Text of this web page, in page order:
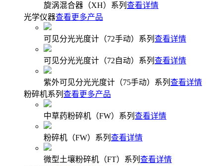
旋涡混合器（XH）系列 查看详情
光学仪器查看更多产品
可见分光光度计（72手动）系列 查看详情
可见分光光度计（72自动）系列 查看详情
紫外可见分光光度计（75手动）系列 查看详情
粉碎机系列 查看更多产品
中草药粉碎机（FW）系列 查看详情
粉碎机（FW）系列 查看详情
微型土壤粉碎机（FT）系列 查看详情